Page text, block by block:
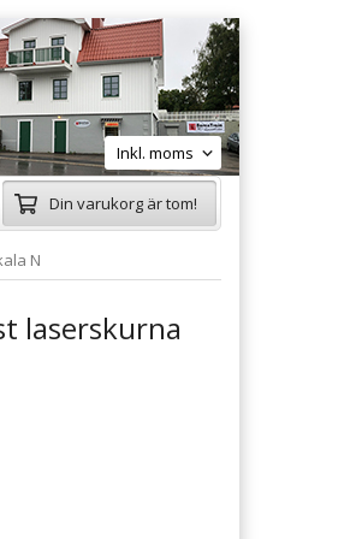
Din varukorg är tom!
N
laserskurna